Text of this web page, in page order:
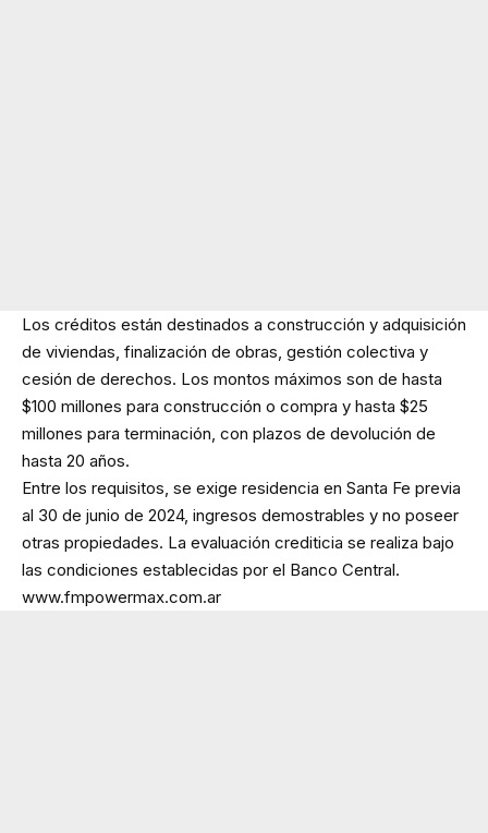
Los créditos están destinados a construcción y adquisición
de viviendas, finalización de obras, gestión colectiva y
cesión de derechos. Los montos máximos son de hasta
$100 millones para construcción o compra y hasta $25
millones para terminación, con plazos de devolución de
hasta 20 años.
Entre los requisitos, se exige residencia en Santa Fe previa
al 30 de junio de 2024, ingresos demostrables y no poseer
otras propiedades. La evaluación crediticia se realiza bajo
las condiciones establecidas por el Banco Central.
www.fmpowermax.com.ar